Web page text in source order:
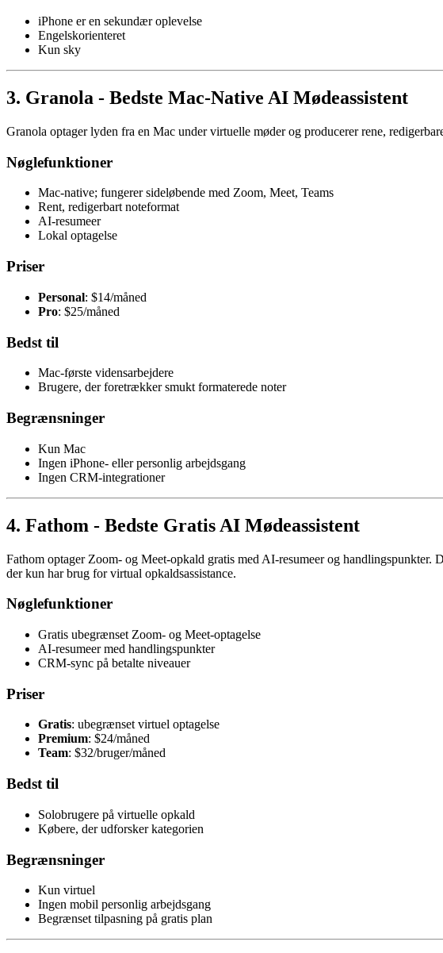
iPhone er en sekundær oplevelse
Engelskorienteret
Kun sky
3. Granola - Bedste Mac-Native AI Mødeassistent
Granola optager lyden fra en Mac under virtuelle møder og producerer rene,
Nøglefunktioner
Mac-native; fungerer sideløbende med Zoom, Meet, Teams
Rent, redigerbart noteformat
AI-resumeer
Lokal optagelse
Priser
Personal: $14/måned
Pro: $25/måned
Bedst til
Mac-første vidensarbejdere
Brugere, der foretrækker smukt formaterede noter
Begrænsninger
Kun Mac
Ingen iPhone- eller personlig arbejdsgang
Ingen CRM-integrationer
4. Fathom - Bedste Gratis AI Mødeassistent
Fathom optager Zoom- og Meet-opkald gratis med AI-resumeer og
der kun har brug for virtual opkaldsassistance.
Nøglefunktioner
Gratis ubegrænset Zoom- og Meet-optagelse
AI-resumeer med handlingspunkter
CRM-sync på betalte niveauer
Priser
Gratis: ubegrænset virtuel optagelse
Premium: $24/måned
Team: $32/bruger/måned
Bedst til
Solobrugere på virtuelle opkald
Købere, der udforsker kategorien
Begrænsninger
Kun virtuel
Ingen mobil personlig arbejdsgang
Begrænset tilpasning på gratis plan